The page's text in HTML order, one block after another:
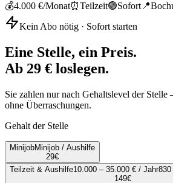
💰4.000 €/Monat⏰Teilzeit🟢Sofort 📍
Kein Abo nötig · Sofort starten
Eine Stelle, ein Preis.
Ab 29 € loslegen.
Sie zahlen nur nach Gehaltslevel der
ohne Überraschungen.
Gehalt der Stelle
MinijobMinijob / Aushilfe
29€
Teilzeit & Aushilfe10.000 – 35.000 € / Jahr
149€